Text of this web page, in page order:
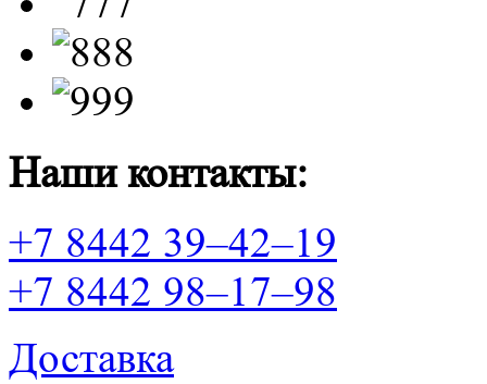
Наши контакты:
+7 8442 39–42–19
+7 8442 98–17–98
Доставка